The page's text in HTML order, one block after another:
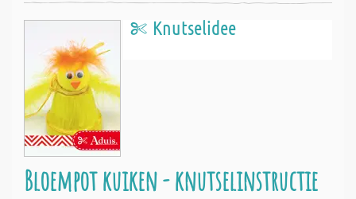
Knutselidee
Bloempot kuiken - knutselinstructie